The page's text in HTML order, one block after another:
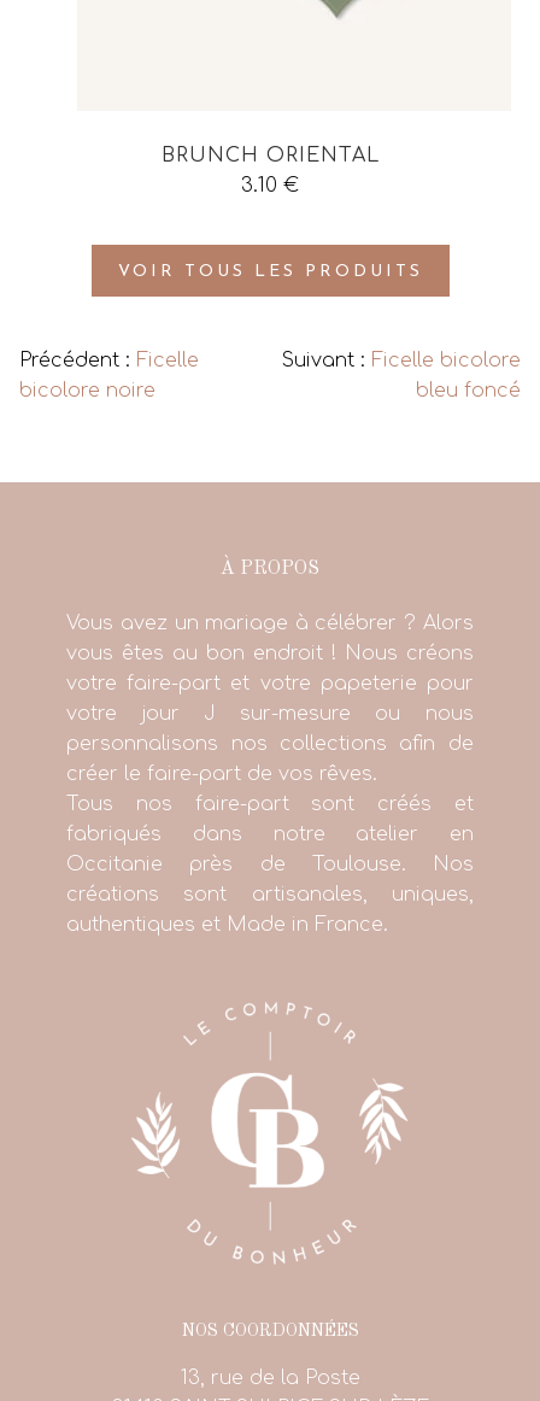
BRUNCH ORIENTAL
3.10 €
VOIR TOUS LES PRODUITS
Précédent : Ficelle
bicolore noire
Suivant : Ficelle bicolore
bleu foncé
À PROPOS
Vous avez un mariage à célébrer ? Alors
vous êtes au bon endroit ! Nous créons
votre faire-part et votre papeterie pour
votre jour J sur-mesure ou nous
personnalisons nos collections afin de
créer le faire-part de vos rêves.
Tous nos faire-part sont créés et
fabriqués dans notre atelier en
Occitanie près de Toulouse. Nos
créations sont artisanales, uniques,
authentiques et Made in France.
NOS COORDONNÉES
13, rue de la Poste